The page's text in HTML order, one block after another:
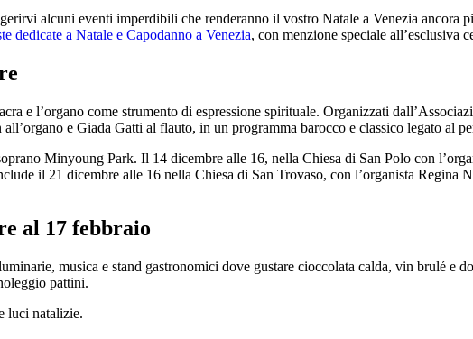
alcuni eventi imperdibili che renderanno il vostro Natale a Venezia ancora
dedicate a Natale e Capodanno a Venezia, con menzione speciale all’esclusiva
e l’organo come strumento di espressione spirituale. Organizzati
e Giada Gatti al flauto, in un programma barocco e classico legato al
Minyoung Park. Il 14 dicembre alle 16, nella Chiesa di San Polo con
il 21 dicembre alle 16 nella Chiesa di San Trovaso, con l’organista Regina
al 17 febbraio
musica e stand gastronomici dove gustare cioccolata calda, vin brulé e
pattini.
luci natalizie.